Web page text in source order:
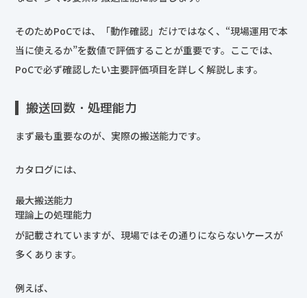
そのためPoCでは、「動作確認」だけではなく、“現場運用で本
当に使えるか”を数値で評価することが重要です。ここでは、
PoCで必ず確認したい主要評価項目を詳しく解説します。
搬送回数・処理能力
まず最も重要なのが、実際の搬送能力です。
カタログには、
最大搬送能力
理論上の処理能力
が記載されていますが、現場ではその通りにならないケースが
多くあります。
例えば、